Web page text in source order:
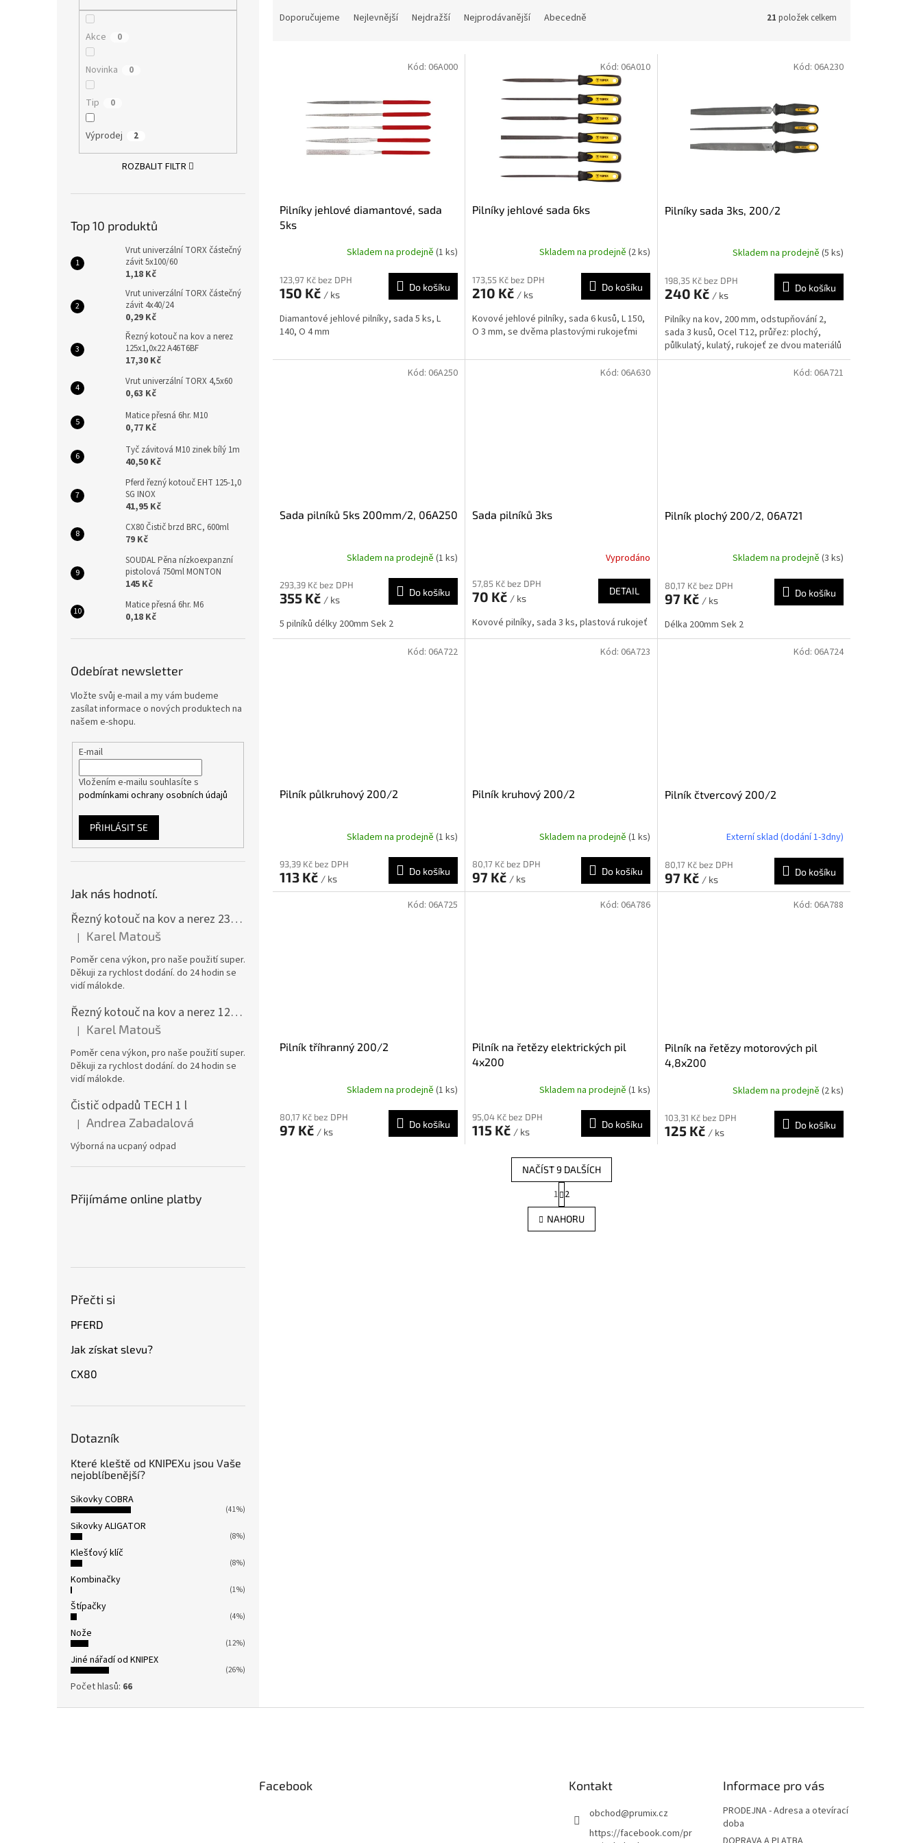
Akce 0
Novinka 0
Tip 0
Výprodej 2
ROZBALIT FILTR
Top 10 produktů
Vrut univerzální TORX částečný
závit 5x100/60
1,18 Kč
Vrut univerzální TORX částečný
závit 4x40/24
0,29 Kč
Řezný kotouč na kov a nerez
125x1,0x22 A46T6BF
17,30 Kč
Vrut univerzální TORX 4,5x60
0,63 Kč
Matice přesná 6hr. M10
0,77 Kč
Tyč závitová M10 zinek bílý 1m
40,50 Kč
Pferd řezný kotouč EHT 125-1,0
SG INOX
41,95 Kč
CX80 Čistič brzd BRC, 600ml
79 Kč
SOUDAL Pěna nízkoexpanzní
pistolová 750ml MONTON
145 Kč
Matice přesná 6hr. M6
0,18 Kč
Odebírat newsletter
Vložte svůj e-mail a my vám budeme
zasílat informace o nových produktech na
našem e-shopu.
E-mail
Vložením e-mailu souhlasíte s
podmínkami ochrany osobních údajů
PŘIHLÁSIT SE
Jak nás hodnotí.
Řezný kotouč na kov a nerez 230x2,0x22 A46T6BF, balení 25ks
Hodnocení produktu je 5 z 5 hvězdiček.
| Karel Matouš
Poměr cena výkon, pro naše použití super.
Děkuji za rychlost dodání. do 24 hodin se
vidí málokde.
Řezný kotouč na kov a nerez 125x1,0x22 A46T6BF, balení 25ks
Hodnocení produktu je 5 z 5 hvězdiček.
| Karel Matouš
Poměr cena výkon, pro naše použití super.
Děkuji za rychlost dodání. do 24 hodin se
vidí málokde.
Čistič odpadů TECH 1 l
Hodnocení produktu je 5 z 5 hvězdiček.
| Andrea Zabadalová
Výborná na ucpaný odpad
Přijímáme online platby
Přečti si
PFERD
Jak získat slevu?
CX80
Dotazník
Které kleště od KNIPEXu jsou Vaše
nejoblíbenější?
Sikovky COBRA
(41%)
Sikovky ALIGATOR
(8%)
Klešťový klíč
(8%)
Kombinačky
(1%)
Štípačky
(4%)
Nože
(12%)
Jiné nářadí od KNIPEX
(26%)
Počet hlasů: 66
Doporučujeme Nejlevnější Nejdražší Nejprodávanější Abecedně 21 položek celkem
Pilníky jehlové diamantové, sada
5ks
Skladem na prodejně (1 ks)
123,97 Kč bez DPH
150 Kč / ks
Do košíku
Diamantové jehlové pilníky, sada 5 ks, L
140, O 4 mm
Kód: 06A000
Pilníky jehlové sada 6ks
Skladem na prodejně (2 ks)
173,55 Kč bez DPH
210 Kč / ks
Do košíku
Kovové jehlové pilníky, sada 6 kusů, L 150,
O 3 mm, se dvěma plastovými rukojeťmi
Kód: 06A010
Pilníky sada 3ks, 200/2
Skladem na prodejně (5 ks)
198,35 Kč bez DPH
240 Kč / ks
Do košíku
Pilníky na kov, 200 mm, odstupňování 2,
sada 3 kusů, Ocel T12, průřez: plochý,
půlkulatý, kulatý, rukojeť ze dvou materiálů
Kód: 06A230
Sada pilníků 5ks 200mm/2, 06A250
Skladem na prodejně (1 ks)
293,39 Kč bez DPH
355 Kč / ks
Do košíku
5 pilníků délky 200mm Sek 2
Kód: 06A250
Sada pilníků 3ks
Vyprodáno
57,85 Kč bez DPH
70 Kč / ks
DETAIL
Kovové pilníky, sada 3 ks, plastová rukojeť
Kód: 06A630
Pilník plochý 200/2, 06A721
Skladem na prodejně (3 ks)
80,17 Kč bez DPH
97 Kč / ks
Do košíku
Délka 200mm Sek 2
Kód: 06A721
Pilník půlkruhový 200/2
Skladem na prodejně (1 ks)
93,39 Kč bez DPH
113 Kč / ks
Do košíku
Kód: 06A722
Pilník kruhový 200/2
Skladem na prodejně (1 ks)
80,17 Kč bez DPH
97 Kč / ks
Do košíku
Kód: 06A723
Pilník čtvercový 200/2
Externí sklad (dodání 1-3dny)
80,17 Kč bez DPH
97 Kč / ks
Do košíku
Kód: 06A724
Pilník tříhranný 200/2
Skladem na prodejně (1 ks)
80,17 Kč bez DPH
97 Kč / ks
Do košíku
Kód: 06A725
Pilník na řetězy elektrických pil
4x200
Skladem na prodejně (1 ks)
95,04 Kč bez DPH
115 Kč / ks
Do košíku
Kód: 06A786
Pilník na řetězy motorových pil
4,8x200
Skladem na prodejně (2 ks)
103,31 Kč bez DPH
125 Kč / ks
Do košíku
Kód: 06A788
O
v
l
NAČÍST 9 DALŠÍCH
t
r
á
n
1 2
NAHORU
Facebook Kontakt
obchod@prumix.cz
https://facebook.com/pr
Informace pro vás
PRODEJNA - Adresa a otevírací
doba